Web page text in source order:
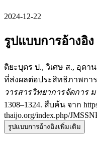
2024-12-22
รูปแบบการอ้างอิง
ติยะบุตร ป., วิเศษ ส., อุดา
ที่ส่งผลต่อประสิทธิภาพก
วารสารวิทยาการจัดการ
1308–1324. สืบค้น จาก
thaijo.org/index.php/
รูปแบบการอ้างอิงเพิ่มเติม